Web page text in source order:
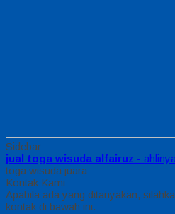
Sidebar
jual toga wisuda alfairuz -
toga wisuda juara
Kontak Kami
Apabila ada yang ditanyakan,
kontak di bawah ini.